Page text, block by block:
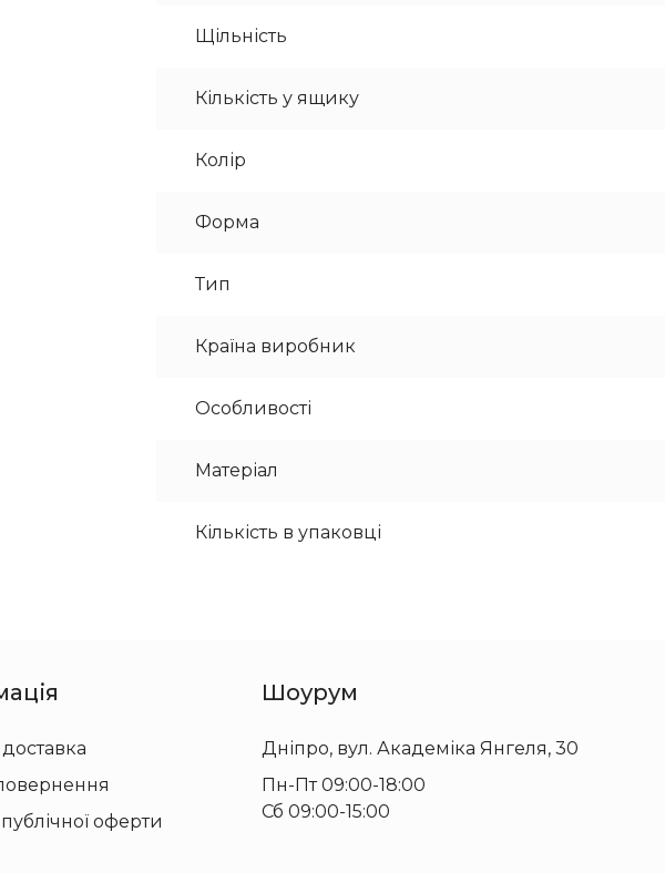
Щільність
Кількість у ящику
Колір
Форма
Тип
Країна виробник
Особливості
Матеріал
Кількість в упаковці
оферти
Шоурум
Дніпро, вул. Академіка Янгеля, 30
Пн-Пт 09:00-18:00
Сб 09:00-15:00